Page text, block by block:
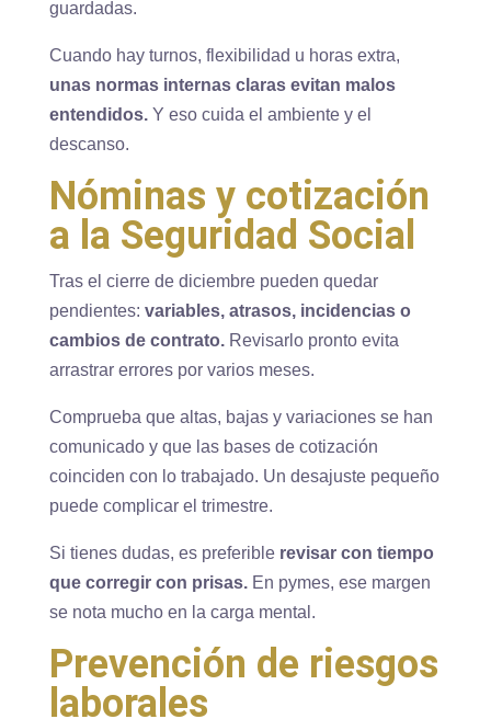
guardadas.
Cuando hay turnos, flexibilidad u horas extra,
unas normas internas claras evitan malos
entendidos.Y eso cuida el ambiente y el
descanso.
Nóminas y cotización
a la Seguridad Social
Tras el cierre de diciembre pueden quedar
pendientes: variables, atrasos, incidencias o
cambios de contrato. Revisarlo pronto evita
arrastrar errores por varios meses.
Comprueba que altas, bajas y variaciones se han
comunicado y que las bases de cotización
coinciden con lo trabajado. Un desajuste pequeño
puede complicar el trimestre.
Si tienes dudas, es preferiblerevisar con tiempo
que corregir con prisas.En pymes, ese margen
se nota mucho en la carga mental.
Prevención de riesgos
laborales